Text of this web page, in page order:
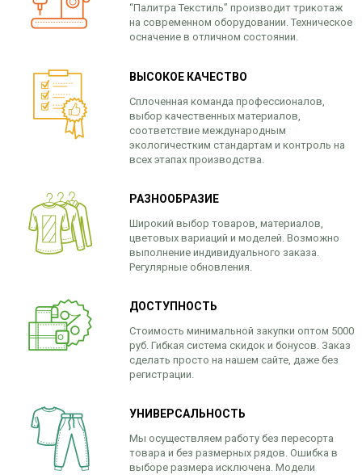
“Палитра Текстиль” производит трикотаж
на современном оборудовании. Техническое
осначение в отличном состоянии.
ВЫСОКОЕ КАЧЕСТВО
Сплоченная команда профессионалов,
выбор качественных материалов,
соответствие международным
экологичестким стандартам и контроль на
всех этапах производства.
РАЗНООБРАЗИЕ
Широкий выбор товаров, материалов,
цветовых вариаций и моделей. Возможно
выполнение индивидуального заказа.
Регулярные обновления.
ДОСТУПНОСТЬ
Стоимость минимальной закупки оптом 5000
руб. Гибкая система скидок и бонусов. Заказ
сделать просто на нашем сайте, даже без
регистрации.
УНИВЕРСАЛЬНОСТЬ
Мы осуществляем работу без пересорта
товара и без размерных рядов. Ошибка в
выборе размера исключена. Модели